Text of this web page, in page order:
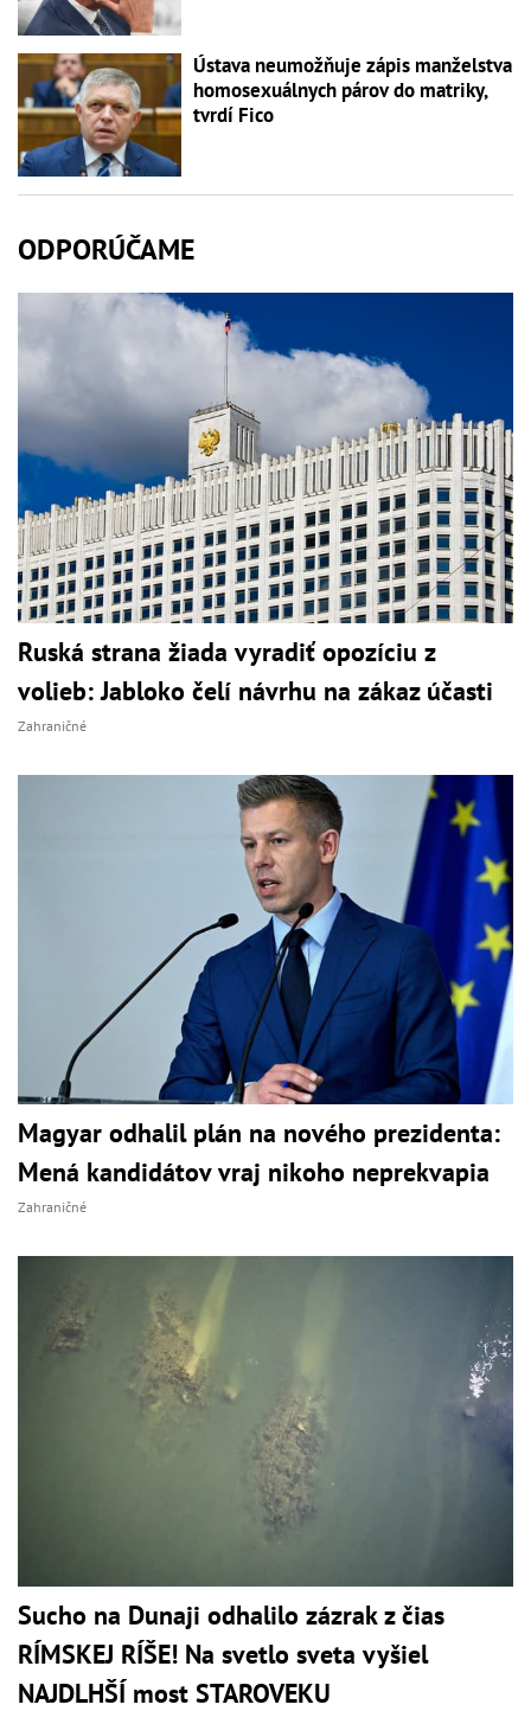
Ústava neumožňuje zápis manželstva
homosexuálnych párov do matriky,
tvrdí Fico
ODPORÚČAME
Ruská strana žiada vyradiť opozíciu z
volieb: Jabloko čelí návrhu na zákaz účasti
Zahraničné
Magyar odhalil plán na nového prezidenta:
Mená kandidátov vraj nikoho neprekvapia
Zahraničné
Sucho na Dunaji odhalilo zázrak z čias
RÍMSKEJ RÍŠE! Na svetlo sveta vyšiel
NAJDLHŠÍ most STAROVEKU